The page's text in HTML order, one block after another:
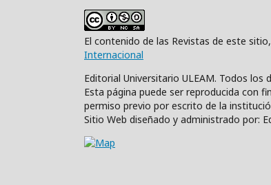
El contenido de las Revistas de este
Internacional
Editorial Universitario ULEAM. Todos
Esta página puede ser reproducida con
permiso previo por escrito de la
Sitio Web diseñado y administrado por: